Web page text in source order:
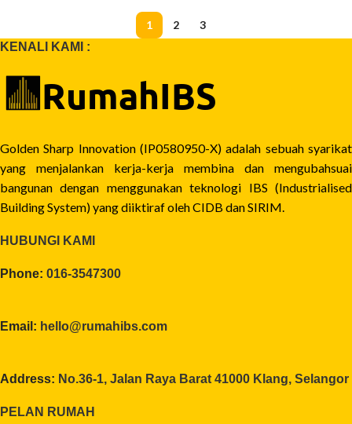
1 2
3
KENALI KAMI :
Golden Sharp Innovation (IP0580950-X) adalah sebuah syarikat
yang menjalankan kerja-kerja membina dan mengubahsuai
bangunan dengan menggunakan teknologi IBS (Industrialised
Building System) yang diiktiraf oleh CIDB dan SIRIM.
HUBUNGI KAMI
Phone: 016-3547300
Email: hello@rumahibs.com
Address: No.36-1, Jalan Raya Barat 41000 Klang, Selangor
PELAN RUMAH